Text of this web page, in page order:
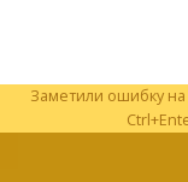
Заметили ошибку